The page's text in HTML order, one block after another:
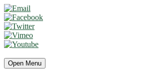
Open Menu